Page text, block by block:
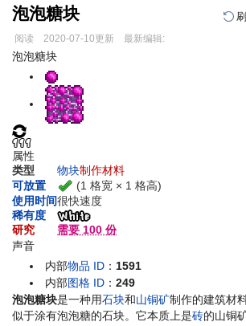
泡泡糖块 刷
阅读 2020-07-10更新 最新编辑:
跳
跳
泡泡糖块
属性
类型
物块制作材料
可放置
(1 格宽 × 1 格高)
使用时间很快速度
稀有度
研究
需要 100 份
声音
内部物品 ID ： 1591
内部图格 ID ：249
泡泡糖块是一种用石块和山铜矿制作的建筑材
似于涂有泡泡糖的石块。它本质上是砖的山铜